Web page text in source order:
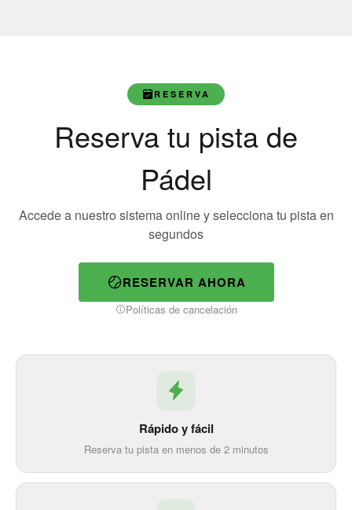
RESERVA
Reserva tu pista de
Pádel
Accede a nuestro sistema online y selecciona tu pista en
segundos
RESERVAR AHORA
Políticas de cancelación
Rápido y fácil
Reserva tu pista en menos de 2 minutos